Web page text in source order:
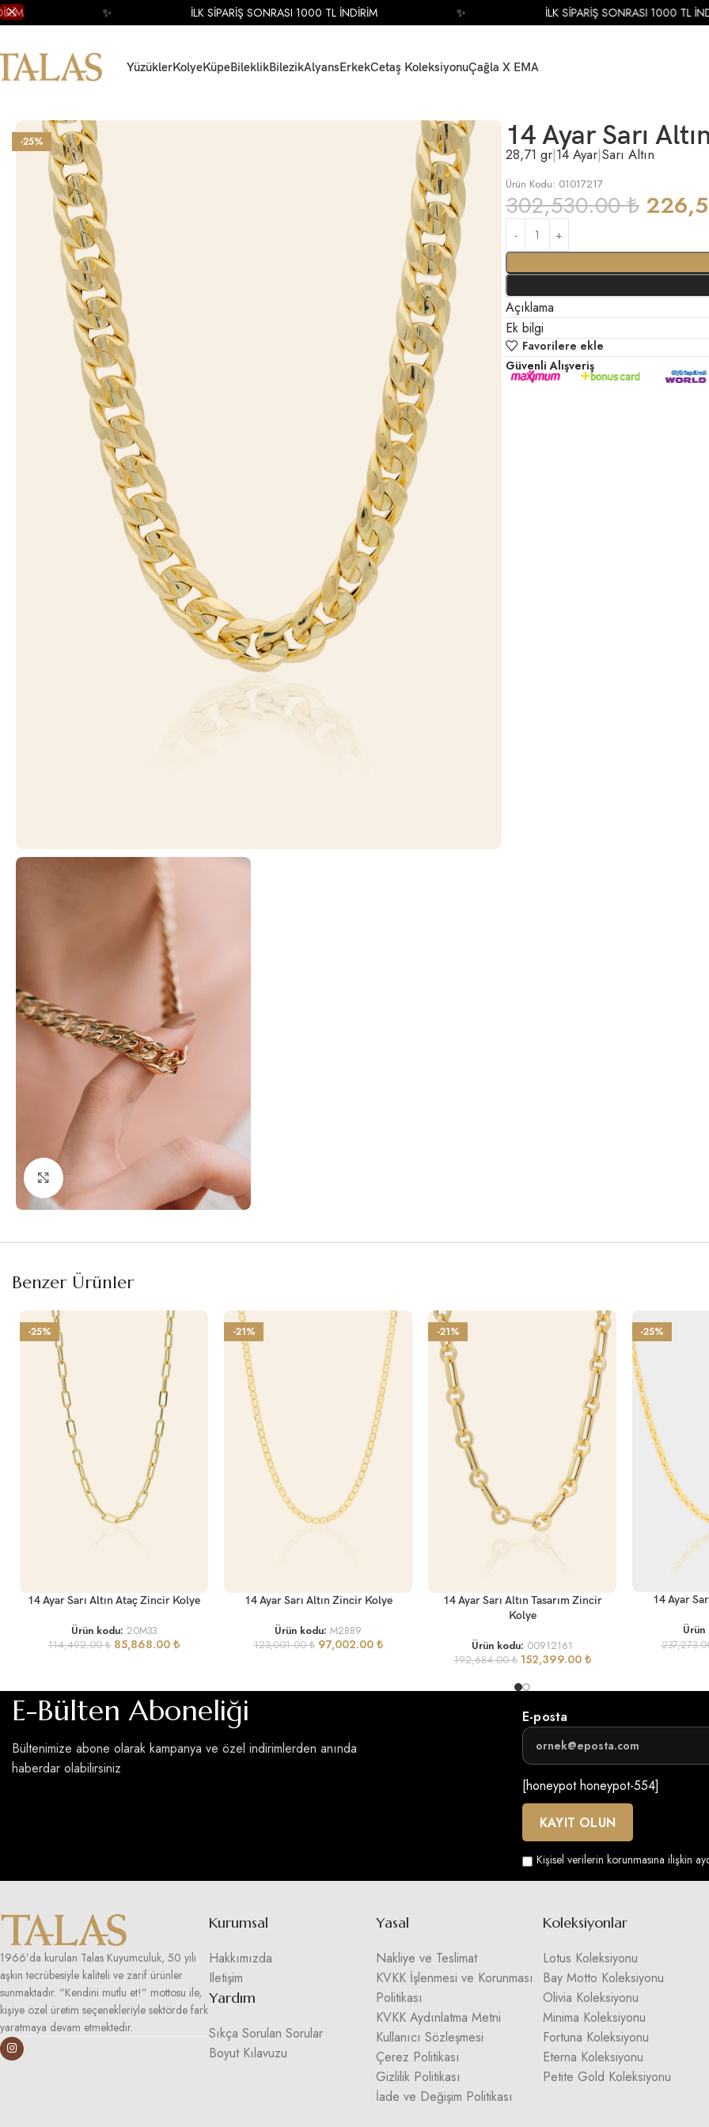
YüzüklerKolyeKüpeBileklikBilezikAlyansErkekCetaş KoleksiyonuÇağla X EMA
-25%
Büyütmek için tıklayın
14 Ayar Sarı
28,71 gr|14 Ayar|Sarı Altın
Ürün Kodu: 01017217
302,530.00₺
Açıklama
Ek bilgi
Favorilere ekle
Güvenli Alışveriş
Benzer Ürünler
-25%
SEPETE EKLE
14 Ayar Sarı Altın Ataç Zincir Kolye
Ürün kodu: 20M33
114,492.00₺ 85,868.00 ₺
-21%
SEPETE EKLE
14 Ayar Sarı Altın Zincir Kolye
Ürün kodu: M2889
123,001.00₺ 97,002.00 ₺
-21%
SEPETE EKLE
14 Ayar Sarı Altın Tasarım Zincir
Kolye
Ürün kodu: 00912161
192,684.00₺ 152,399.00 ₺
-25%
SEPETE EKLE
14 Ayar
Ürün
E-Bülten Aboneliği
Bültenimize abone olarak kampanya ve özel indirimlerden anında
haberdar olabilirsiniz
E-posta
[honeypot honeypot-554]
Kişisel verilerin korunmasına ilişkin
1966’da kurulan Talas Kuyumculuk, 50 yılı
aşkın tecrübesiyle kaliteli ve zarif ürünler
sunmaktadır. “Kendini mutlu et!” mottosu ile,
kişiye özel üretim seçenekleriyle sektörde fark
yaratmaya devam etmektedir.
Kurumsal
Hakkımızda
Iletişim
Yardım
Sıkça Sorulan Sorular
Boyut Kılavuzu
Yasal
Nakliye ve Teslimat
KVKK İşlenmesi ve Korunması
Politikası
KVKK Aydınlatma Metni
Kullanıcı Sözleşmesi
Çerez Politikası
Gizlilik Politikası
İade ve Değişim Politikası
Koleksiyonlar
Lotus Koleksiyonu
Bay Motto Koleksiyonu
Olivia Koleksiyonu
Minima Koleksiyonu
Fortuna Koleksiyonu
Eterna Koleksiyonu
Petite Gold Koleksiyonu
İLK SİPARİŞ SONRASI 1000 TL İNDİRİM İLK SİPARİŞ SONRASI 1000 TL